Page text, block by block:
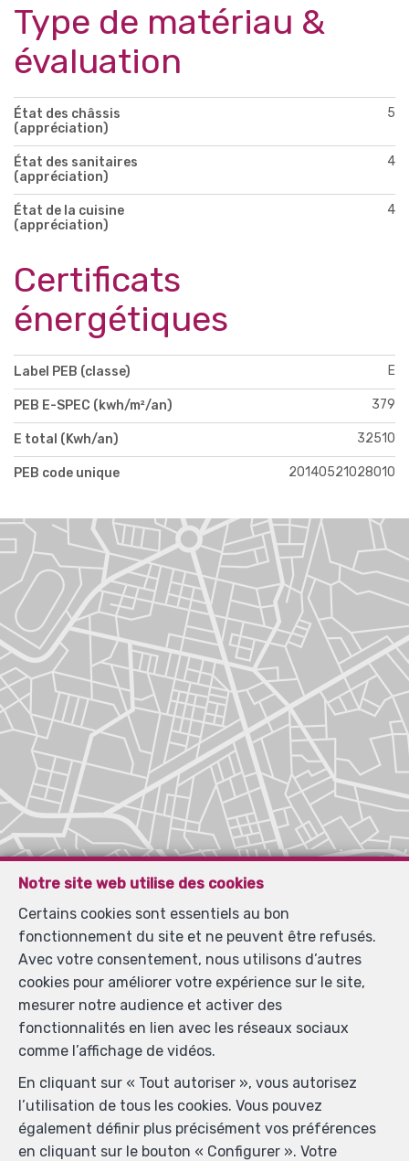
Type de matériau &
évaluation
État des châssis
(appréciation)
5
État des sanitaires
(appréciation)
4
État de la cuisine
(appréciation)
4
Certificats
énergétiques
Label PEB (classe) E
PEB E-SPEC (kwh/m²/an) 379
E total (Kwh/an) 32510
PEB code unique 20140521028010
Notre site web utilise des cookies
Certains cookies sont essentiels au bon
fonctionnement du site et ne peuvent être refusés.
Avec votre consentement, nous utilisons d’autres
cookies pour améliorer votre expérience sur le site,
mesurer notre audience et activer des
fonctionnalités en lien avec les réseaux sociaux
comme l’affichage de vidéos.
En cliquant sur « Tout autoriser », vous autorisez
l’utilisation de tous les cookies. Vous pouvez
également définir plus précisément vos préférences
en cliquant sur le bouton « Configurer ». Votre